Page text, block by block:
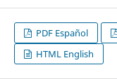
PDF Español
HTML English